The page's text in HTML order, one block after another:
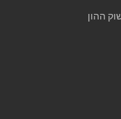
ההון